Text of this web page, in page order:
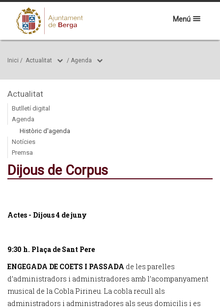
Menú
Inici / Actualitat / Agenda
Actualitat
Butlletí digital
Agenda
Històric d'agenda
Notícies
Premsa
Dijous de Corpus
Actes - Dijous 4 de juny
9:30 h. Plaça de Sant Pere
ENGEGADA DE COETS I PASSADA de les parelles
d’administradors i administradores amb l’acompanyament
musical de la Cobla Pirineu. La cobla recull als
administradors i administradores als seus domicilis i es